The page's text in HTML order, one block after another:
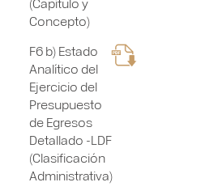
Concepto)
F6 b) Estado
Analítico del
Ejercicio del
Presupuesto
de Egresos
Detallado -LDF
(Clasificación
Administrativa)